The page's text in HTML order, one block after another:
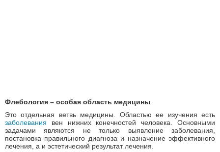
Флебология – особая область медицины
Это отдельная ветвь медицины. Областью ее изучения есть
заболевания вен нижних конечностей человека. Основными
задачами являются не только выявление заболевания,
постановка правильного диагноза и назначение эффективного
лечения, а и эстетический результат лечения.